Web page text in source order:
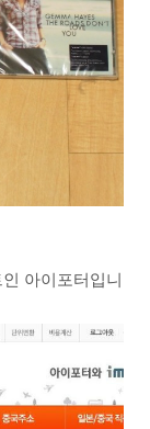
아이포터입니